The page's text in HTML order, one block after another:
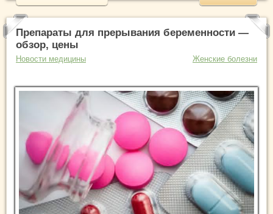
Препараты для прерывания беременности —
обзор, цены
Новости медицины Женские болезни